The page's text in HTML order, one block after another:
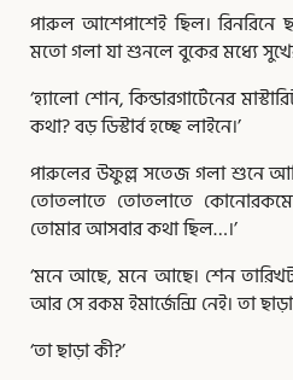
পারুল আশেপাশেই ছিল। রিনরিনে
মতাে গলা যা শুনলে বুকের মধ্যে
‘হ্যালাে শোন, কিন্ডারগার্টেনের
কথা? বড় ডিস্টার্ব হচ্ছে লাইনে।’
পারুলের উফুল্ল সতেজ গলা শুনে
তােতলাতে তােতলাতে
তােমার আসবার কথা ছিল…।’
‘মনে আছে, মনে আছে। শেন
আর সে রকম ইমার্জেন্সি নেই। তা
‘তা ছাড়া কী?’